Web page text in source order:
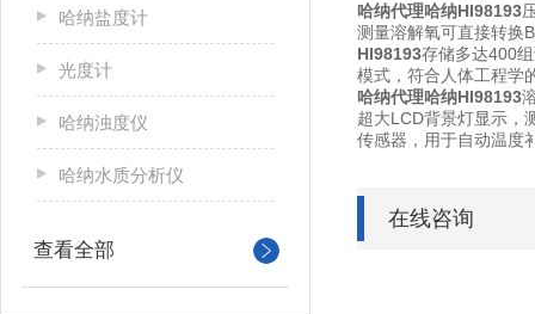
哈纳盐度计
光度计
哈纳浊度仪
哈纳水质分析仪
查看全部
哈纳代理哈纳HI98193
测量溶解氧可直接转换
HI98193存储多达400
模式，符合人体工程学
哈纳代理哈纳HI98193
超大LCD背景灯显示，
传感器，用于自动温度
在线咨询